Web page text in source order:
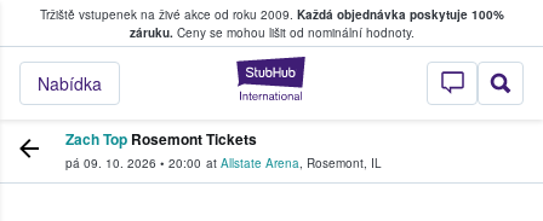
Tržiště vstupenek na živé akce od roku 2009. Každá objednávka poskytuje 100%
záruku.Ceny se mohou lišit od nominální hodnoty.
StubHub –
Nabídka
kde fanoušci kupují a prodávají vstupenky
Zach Top Rosemont Tickets
pá 09. 10. 2026 • 20:00 at Allstate Arena, Rosemont, IL